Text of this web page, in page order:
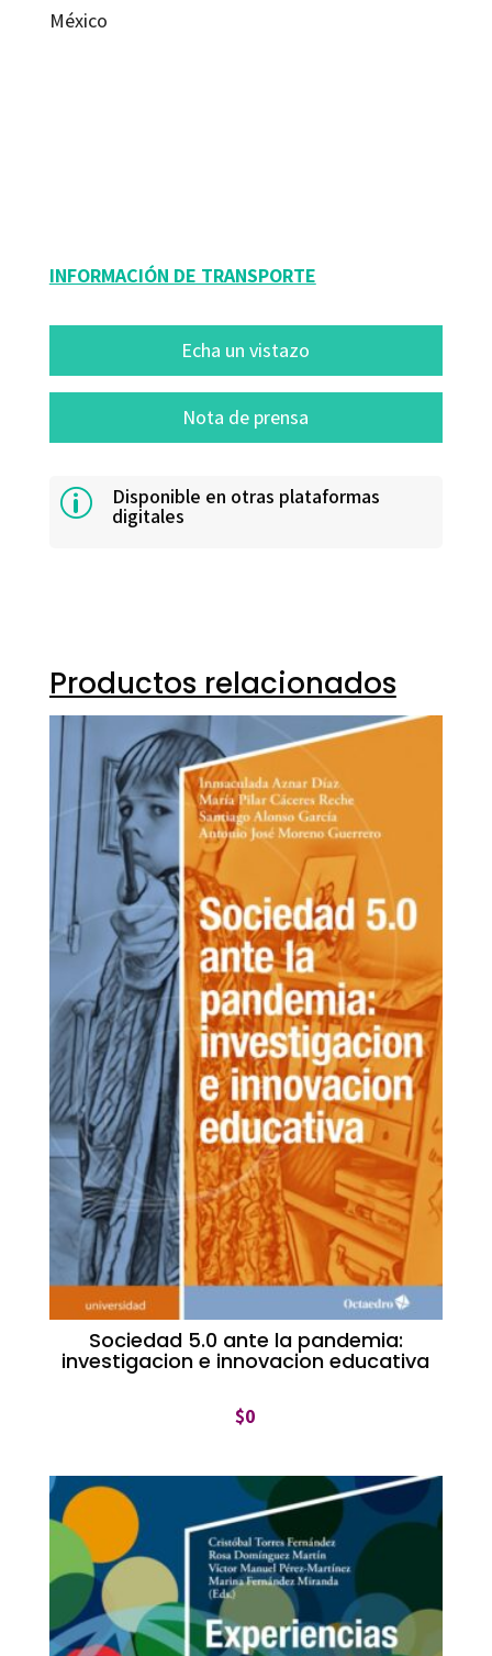
México
INFORMACIÓN DE TRANSPORTE
Echa un vistazo
Nota de prensa
p Disponible en otras plataformas
digitales
Productos relacionados
Sociedad 5.0 ante la pandemia:
investigacion e innovacion educativa
$0